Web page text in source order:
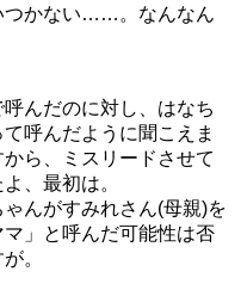
дﾟ)！
｀)
つかない……。なんなん
んだのに対し、はなち
呼んだように聞こえま
ら、ミスリードさせて
、最初は。
んがすみれさん(母親)を
」と呼んだ可能性は否
。